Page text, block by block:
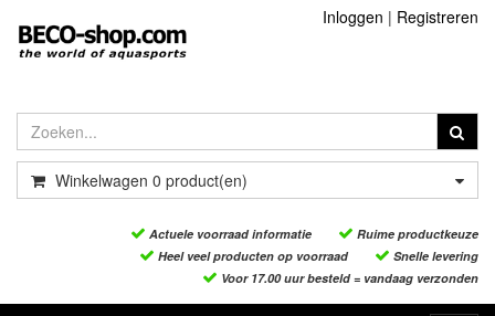
Inloggen | Registreren
Winkelwagen 0 product(en)
Actuele voorraad informatie
Ruime productkeuze
Heel veel producten op voorraad
Snelle levering
Voor 17.00 uur besteld = vandaag verzonden